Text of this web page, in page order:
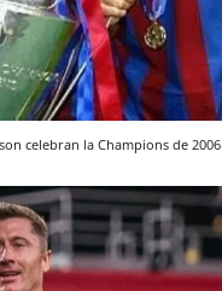
celebran la Champions de 2006